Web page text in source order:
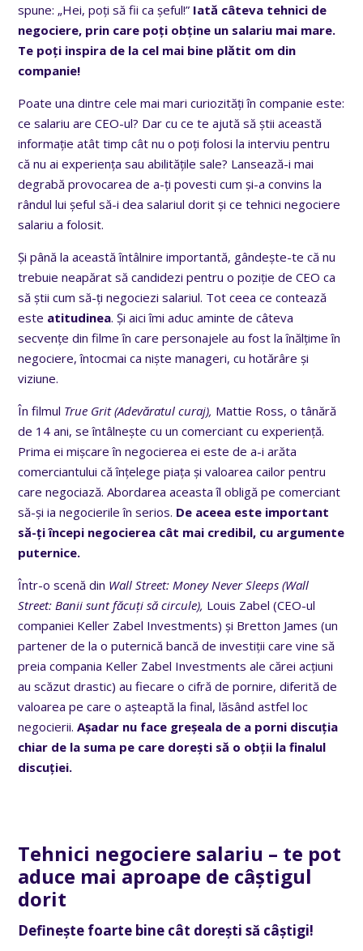
spune: „Hei, poți să fii ca șeful!” Iată câteva tehnici de
negociere, prin care poți obține un salariu mai mare.
Te poți inspira de la cel mai bine plătit om din
companie!
Poate una dintre cele mai mari curiozități în companie este:
ce salariu are CEO-ul? Dar cu ce te ajută să știi această
informație atât timp cât nu o poți folosi la interviu pentru
că nu ai experiența sau abilitățile sale? Lansează-i mai
degrabă provocarea de a-ți povesti cum și-a convins la
rândul lui șeful să-i dea salariul dorit și ce tehnici negociere
salariu a folosit.
Și până la această întâlnire importantă, gândește-te că nu
trebuie neapărat să candidezi pentru o poziție de CEO ca
să știi cum să-ți negociezi salariul. Tot ceea ce contează
este atitudinea. Și aici îmi aduc aminte de câteva
secvențe din filme în care personajele au fost la înălțime în
negociere, întocmai ca niște manageri, cu hotărâre și
viziune.
În filmul True Grit (Adevăratul curaj), Mattie Ross, o tânără
de 14 ani, se întâlnește cu un comerciant cu experiență.
Prima ei mișcare în negocierea ei este de a-i arăta
comerciantului că înțelege piața și valoarea cailor pentru
care negociază. Abordarea aceasta îl obligă pe comerciant
să-și ia negocierile în serios. De aceea este important
să-ți începi negocierea cât mai credibil, cu argumente
puternice.
Într-o scenă din Wall Street: Money Never Sleeps (Wall
Street: Banii sunt făcuți să circule), Louis Zabel (CEO-ul
companiei Keller Zabel Investments) și Bretton James (un
partener de la o puternică bancă de investiții care vine să
preia compania Keller Zabel Investments ale cărei acțiuni
au scăzut drastic) au fiecare o cifră de pornire, diferită de
valoarea pe care o așteaptă la final, lăsând astfel loc
negocierii.Așadar nu face greșeala de a porni discuția
chiar de la suma pe care dorești să o obții la finalul
discuției.
Tehnici negociere salariu – te pot
aduce mai aproape de câștigul
dorit
Definește foarte bine cât dorești să câștigi!